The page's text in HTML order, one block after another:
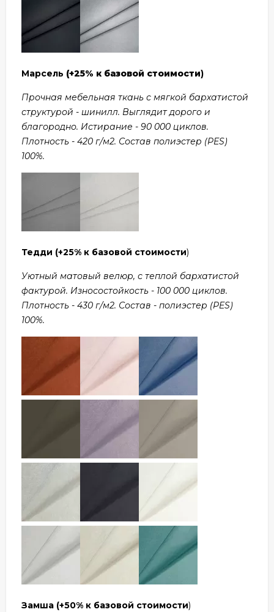
Марсель (+25% к базовой стоимости)
Прочная мебельная ткань с мягкой бархатистой
структурой - шинилл. Выглядит дорого и
благородно. Истирание - 90 000 циклов.
Плотность - 420 г/м2. Состав полиэстер (PES)
100%.
Тедди (+25% к базовой стоимости)
Уютный матовый велюр, с теплой бархатистой
фактурой. Износостойкость - 100 000 циклов.
Плотность - 430 г/м2. Состав - полиэстер (PES)
100%.
Замша (+50% к базовой стоимости)